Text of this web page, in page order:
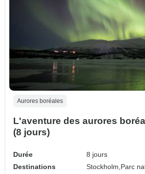
Aurores boréales
L'aventure des aurores
(8 jours)
Durée
8 jours
Destinations
Stockholm, Parc